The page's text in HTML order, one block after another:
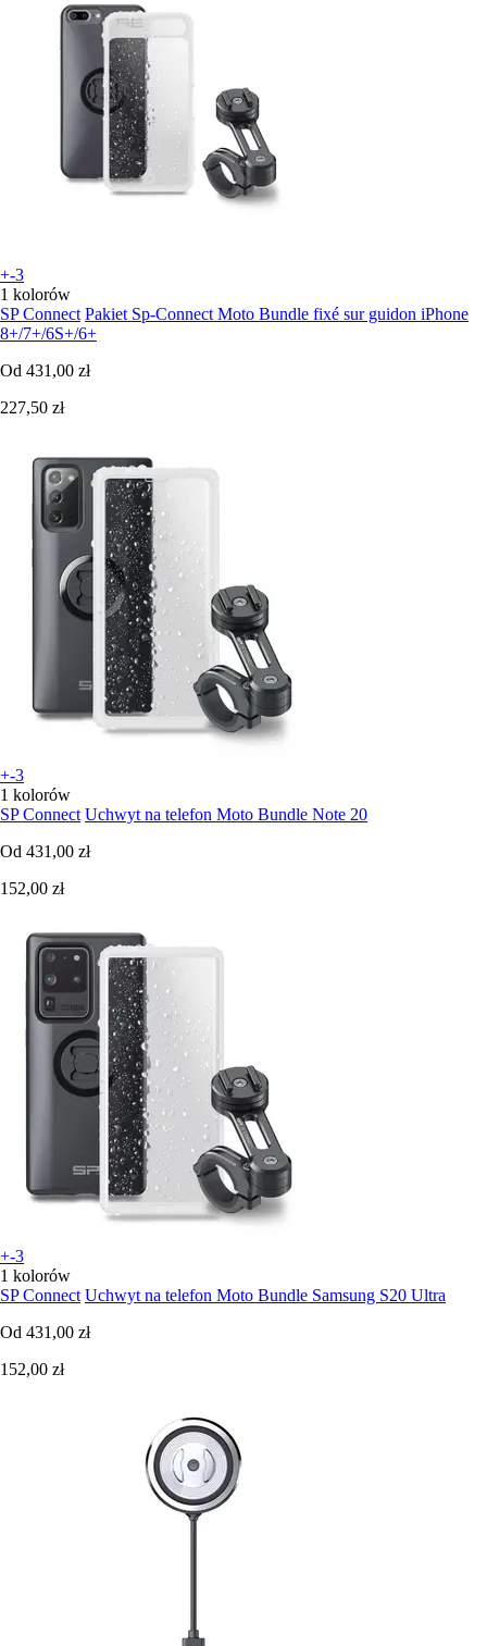
+-3
1 kolorów
SP Connect Pakiet Sp-Connect Moto Bundle fixé sur guidon iPhone
8+/7+/6S+/6+
Od 431,00 zł
227,50 zł
+-3
1 kolorów
SP Connect Uchwyt na telefon Moto Bundle Note 20
Od 431,00 zł
152,00 zł
+-3
1 kolorów
SP Connect Uchwyt na telefon Moto Bundle Samsung S20 Ultra
Od 431,00 zł
152,00 zł